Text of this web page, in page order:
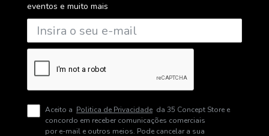
eventos e muito mais
Aceito a Politica de Privacidade da 35 Concept Store e
concordo em receber comunicações comerciais
por e-mail e outros meios. Pode cancelar a sua